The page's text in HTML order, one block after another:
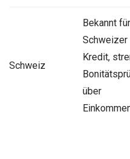
Schweiz
Bekannt für
Schweizer
Kredit,
über